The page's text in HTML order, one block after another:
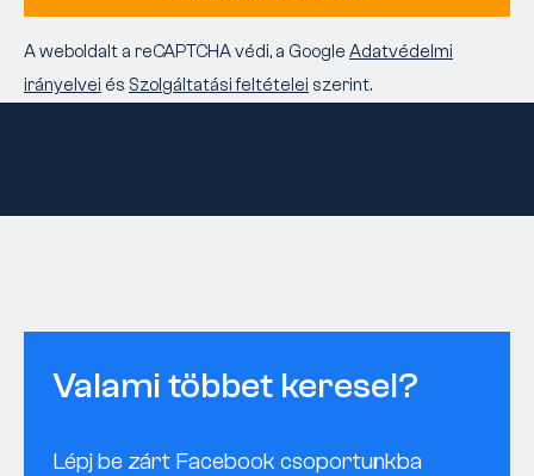
A weboldalt a reCAPTCHA védi, a Google Adatvédelmi
irányelvei és Szolgáltatási feltételei szerint.
Valami többet keresel?
Lépj be zárt Facebook csoportunkba